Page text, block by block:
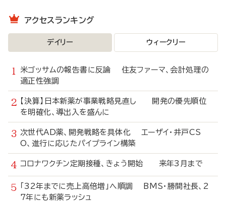
アクセスランキング
デイリー ウィークリー
米ゴッサムの報告書に反論 住友ファーマ、会計処理の
適正性強調
【決算】日本新薬が事業戦略見直し 開発の優先順位
を明確化、導出入を盛んに
次世代AD薬、開発戦略を具体化 エーザイ・井戸CS
O、進行に応じたパイプライン構築
コロナワクチン定期接種、きょう開始 来年3月まで
「32年までに売上高倍増」へ順調 BMS・勝間社長、2
7年にも新薬ラッシュ